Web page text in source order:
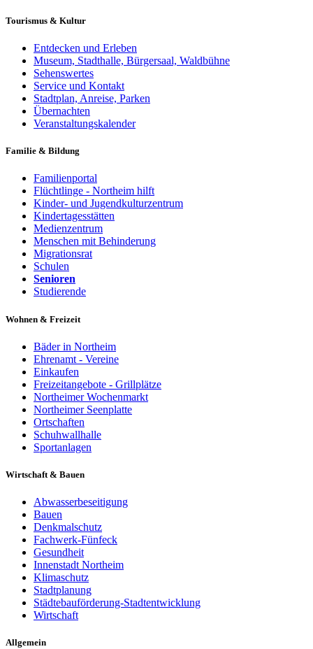
Tourismus & Kultur
Entdecken und Erleben
Museum, Stadthalle, Bürgersaal, Waldbühne
Sehenswertes
Service und Kontakt
Stadtplan, Anreise, Parken
Übernachten
Veranstaltungskalender
Familie & Bildung
Familienportal
Flüchtlinge - Northeim hilft
Kinder- und Jugendkulturzentrum
Kindertagesstätten
Medienzentrum
Menschen mit Behinderung
Migrationsrat
Schulen
Senioren
Studierende
Wohnen & Freizeit
Bäder in Northeim
Ehrenamt - Vereine
Einkaufen
Freizeitangebote - Grillplätze
Northeimer Wochenmarkt
Northeimer Seenplatte
Ortschaften
Schuhwallhalle
Sportanlagen
Wirtschaft & Bauen
Abwasserbeseitigung
Bauen
Denkmalschutz
Fachwerk-Fünfeck
Gesundheit
Innenstadt Northeim
Klimaschutz
Stadtplanung
Städtebauförderung-Stadtentwicklung
Wirtschaft
Allgemein